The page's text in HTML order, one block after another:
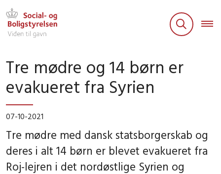
Tre mødre og 14 børn er
evakueret fra Syrien
07-10-2021
Tre mødre med dansk statsborgerskab og
deres i alt 14 børn er blevet evakueret fra
Roj-lejren i det nordøstlige Syrien og